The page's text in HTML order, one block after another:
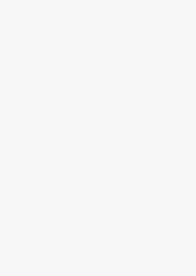
производства
сведениях от
за собой